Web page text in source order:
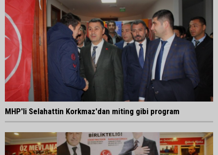
MHP'li Selahattin Korkmaz'dan miting gibi program